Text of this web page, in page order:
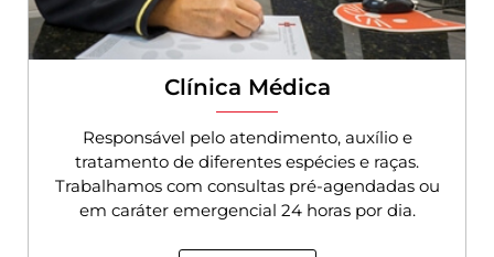
Clínica Médica
Responsável pelo atendimento, auxílio e
tratamento de diferentes espécies e raças.
Trabalhamos com consultas pré-agendadas ou
em caráter emergencial 24 horas por dia.